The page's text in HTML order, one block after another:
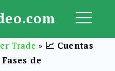
Trade » 📈 Cuentas
de